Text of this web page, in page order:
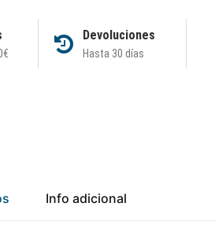
Devoluciones
Hasta 30 días
Info adicional